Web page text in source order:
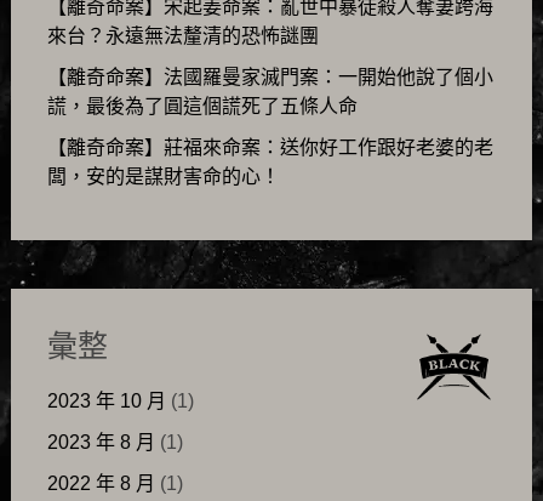
【離奇命案】宋起姜命案：亂世中暴徒殺人奪妻跨海
來台？永遠無法釐清的恐怖謎團
【離奇命案】法國羅曼家滅門案：一開始他說了個小
謊，最後為了圓這個謊死了五條人命
【離奇命案】莊福來命案：送你好工作跟好老婆的老
闆，安的是謀財害命的心！
彙整
2023 年 10 月 (1)
2023 年 8 月 (1)
2022 年 8 月 (1)